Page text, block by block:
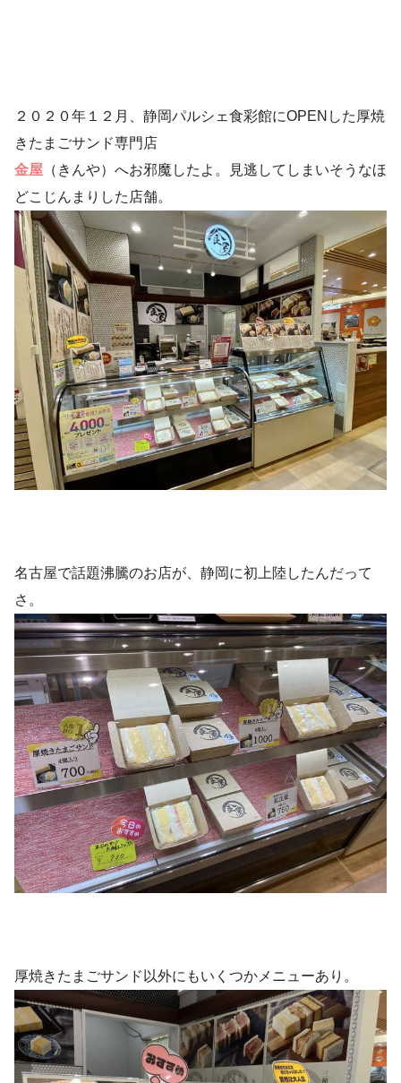
２０２０年１２月、静岡パルシェ食彩館にOPENした厚焼
きたまごサンド専門店
金屋 （きんや）へお邪魔したよ。見逃してしまいそうなほ
どこじんまりした店舗。
名古屋で話題沸騰のお店が、静岡に初上陸したんだって
さ。
厚焼きたまごサンド以外にもいくつかメニューあり。